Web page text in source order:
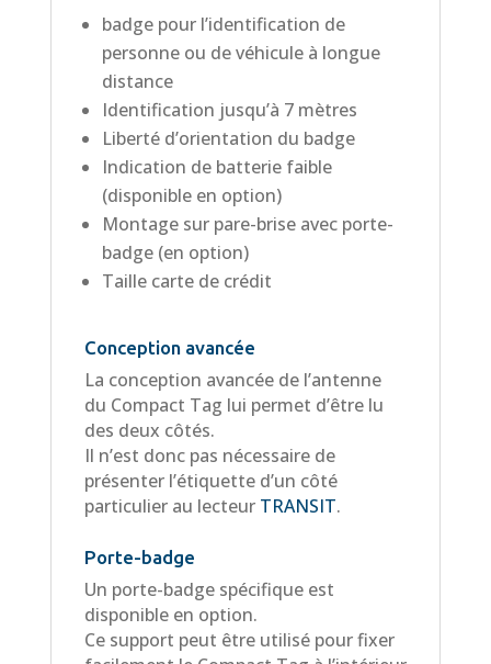
badge pour l’identification de
personne ou de véhicule à longue
distance
Identification jusqu’à 7 mètres
Liberté d’orientation du badge
Indication de batterie faible
(disponible en option)
Montage sur pare-brise avec porte-
badge (en option)
Taille carte de crédit
Conception avancée
La conception avancée de l’antenne
du Compact Tag lui permet d’être lu
des deux côtés.
Il n’est donc pas nécessaire de
présenter l’étiquette d’un côté
particulier au lecteur TRANSIT.
Porte-badge
Un porte-badge spécifique est
disponible en option.
Ce support peut être utilisé pour fixer